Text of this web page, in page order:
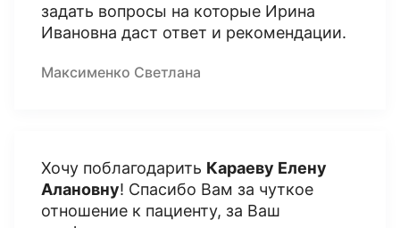
задать вопросы на которые Ирина
Ивановна даст ответ и рекомендации.
Максименко Светлана
Хочу поблагодарить Караеву Елену
Алановну! Спасибо Вам за чуткое
отношение к пациенту, за Ваш